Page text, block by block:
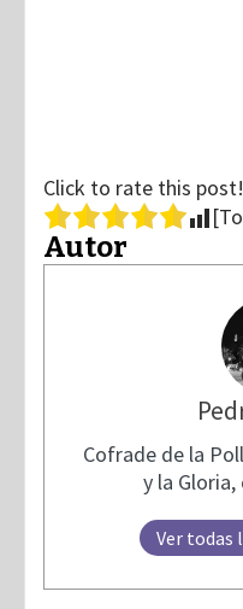
Click to rate this post!
Autor
Cofrade de la
y la
Ver todas